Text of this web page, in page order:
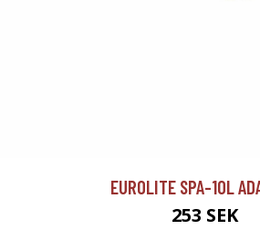
EUROLITE SPA-10L
253 SEK